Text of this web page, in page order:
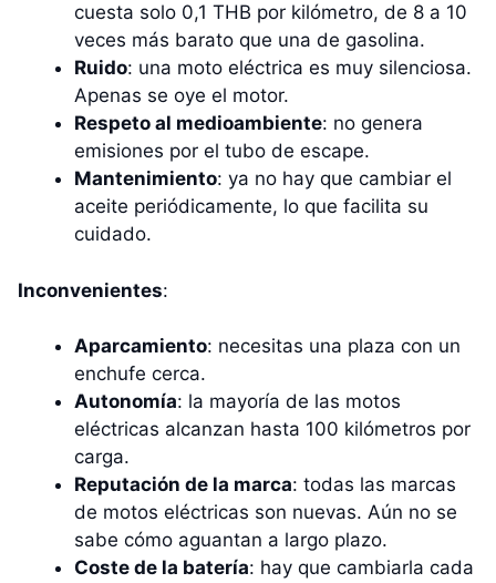
cuesta solo 0,1 THB por kilómetro, de 8 a 10
veces más barato que una de gasolina.
Ruido: una moto eléctrica es muy silenciosa.
Apenas se oye el motor.
Respeto al medioambiente: no genera
emisiones por el tubo de escape.
Mantenimiento: ya no hay que cambiar el
aceite periódicamente, lo que facilita su
cuidado.
Inconvenientes:
Aparcamiento: necesitas una plaza con un
enchufe cerca.
Autonomía: la mayoría de las motos
eléctricas alcanzan hasta 100 kilómetros por
carga.
Reputación de la marca: todas las marcas
de motos eléctricas son nuevas. Aún no se
sabe cómo aguantan a largo plazo.
Coste de la batería: hay que cambiarla cada